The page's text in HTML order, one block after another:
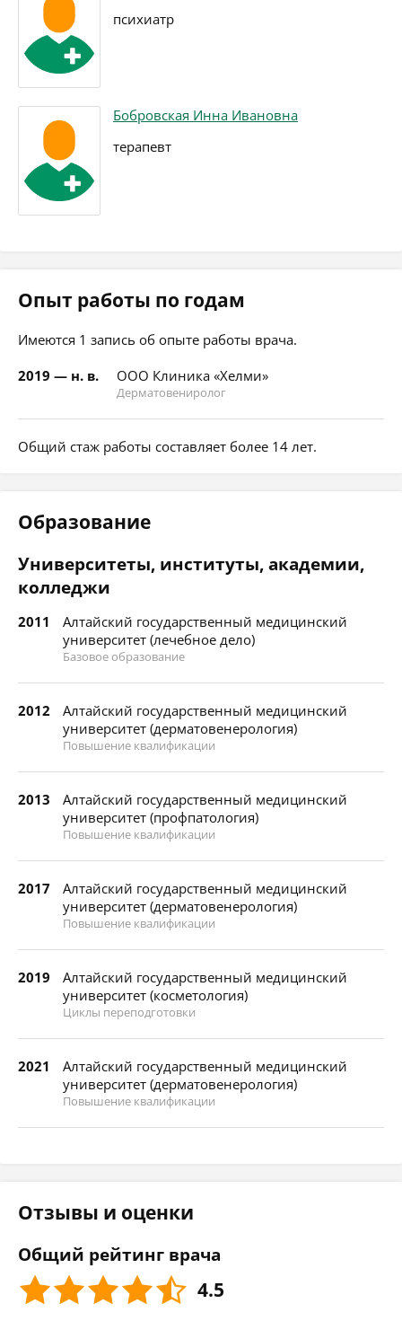
психиатр
Бобровская Инна Ивановна
терапевт
Опыт работы по годам
Имеются 1 запись об опыте работы врача.
2019 — н. в.
ООО Клиника «Хелми»
Дерматовениролог
Общий стаж работы составляет более 14 лет.
Образование
Университеты, институты, академии,
колледжи
2011
Алтайский государственный медицинский
университет (лечебное дело)
Базовое образование
2012
Алтайский государственный медицинский
университет (дерматовенерология)
Повышение квалификации
2013
Алтайский государственный медицинский
университет (профпатология)
Повышение квалификации
2017
Алтайский государственный медицинский
университет (дерматовенерология)
Повышение квалификации
2019
Алтайский государственный медицинский
университет (косметология)
Циклы переподготовки
2021
Алтайский государственный медицинский
университет (дерматовенерология)
Повышение квалификации
Отзывы и оценки
Общий рейтинг врача
4.5